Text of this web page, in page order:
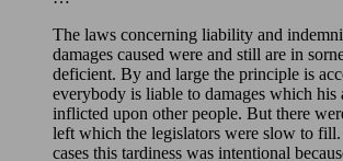
The laws concerning liability and
damages caused were and still are in
deficient. By and large the principle is
everybody is liable to damages which his
inflicted upon other people. But there
left which the legislators were slow to
cases this tardiness was intentional